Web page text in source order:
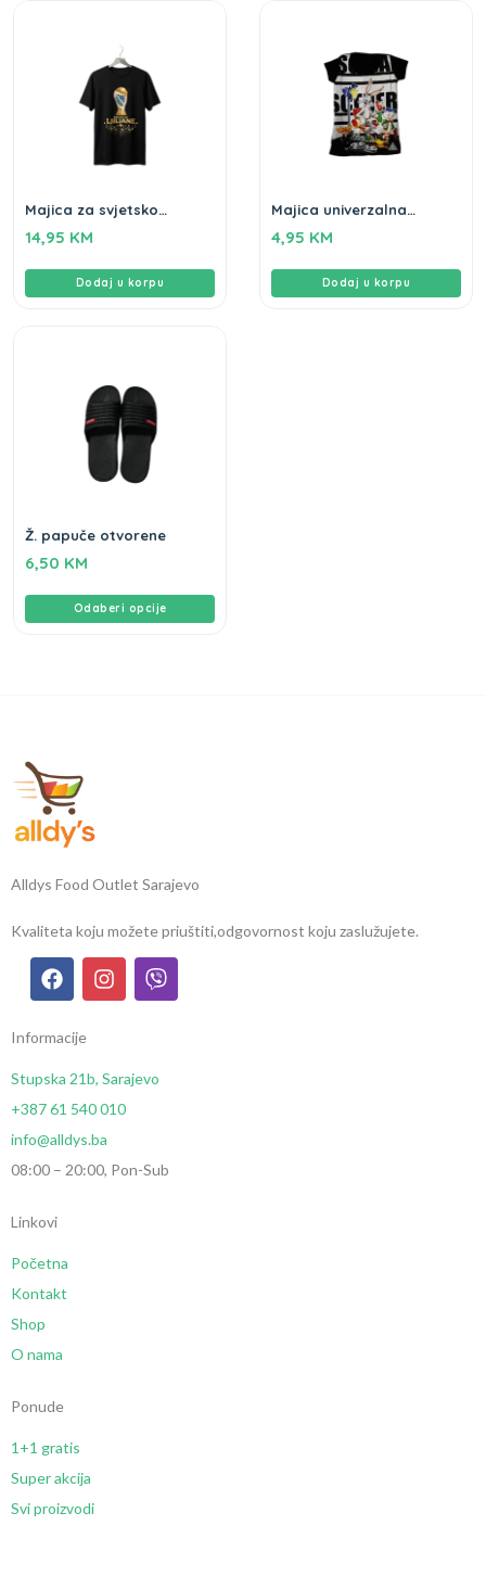
Majica za svjetsko
14,95 KM
Dodaj u korpu
Majica univerzalna
4,95 KM
Dodaj u korpu
Ž. papuče otvorene
6,50 KM
Odaberi opcije
Alldys Food Outlet Sarajevo
Kvaliteta koju možete priuštiti,odgovornost koju zaslužujete.
Informacije
Stupska 21b, Sarajevo
+387 61 540 010
info@alldys.ba
08:00 – 20:00, Pon-Sub
Linkovi
Početna
Kontakt
Shop
O nama
Ponude
1+1 gratis
Super akcija
Svi proizvodi